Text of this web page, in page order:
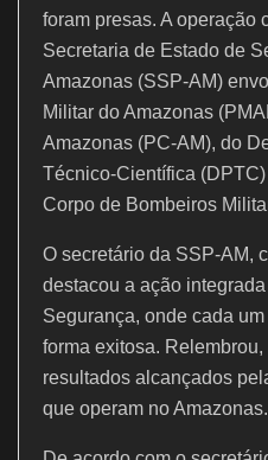
foram presas. A operação
Secretaria de Estado de
Amazonas (SSP-AM)
Militar do Amazonas
Amazonas (PC-AM), do
Técnico-Científica
Corpo de Bombeiros
O secretário da SSP-AM,
destacou a ação
Segurança, onde cada
forma exitosa.
resultados alcançados
que operam no Amazonas.